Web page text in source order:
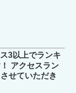
3以上でランキ
アクセスラン
せていただき